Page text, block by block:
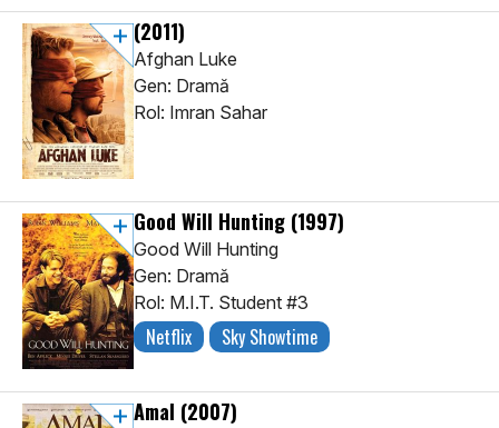
(2011)
Afghan Luke
Gen: Dramă
Rol: Imran Sahar
Good Will Hunting (1997)
Good Will Hunting
Gen: Dramă
Rol: M.I.T. Student #3
Netflix Sky Showtime
Amal (2007)